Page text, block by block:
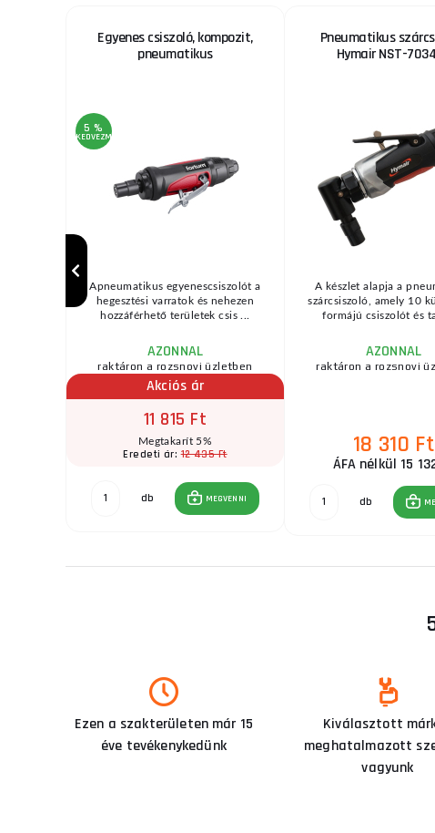
Egyenes csiszoló, kompozit,
pneumatikus
5 %
KEDVEZMÉNY
Apneumatikus egyenescsiszolót a
hegesztési varratok és nehezen
hozzáférhető területek csis ...
AZONNAL
raktáron a rozsnovi üzletben
Akciós ár
11 815 Ft
Megtakarít 5%
Eredeti ár:12 435 Ft
db MEGVENNI
Pneumatikus
Hymair NST-
A készlet alapja a
szárcsiszoló, amely 10
formájú csiszolót és
AZONNAL
raktáron a rozsnovi
18 310 Ft
ÁFA nélkül 15
db
Ezen a szakterületen már 15
éve tevékenykedünk
Kiválasztott
meghatalmazott
vagyunk